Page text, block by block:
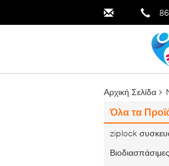
Αρχική Σελίδα
Όλα τα
ziplock